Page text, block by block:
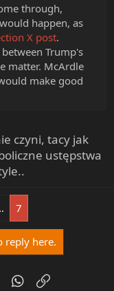
through,
happen, as
X post.
Trump's
matter. McArdle
make good
czyni, tacy jak
ustępstwa
7
reply here.
TumblrWhatsApp